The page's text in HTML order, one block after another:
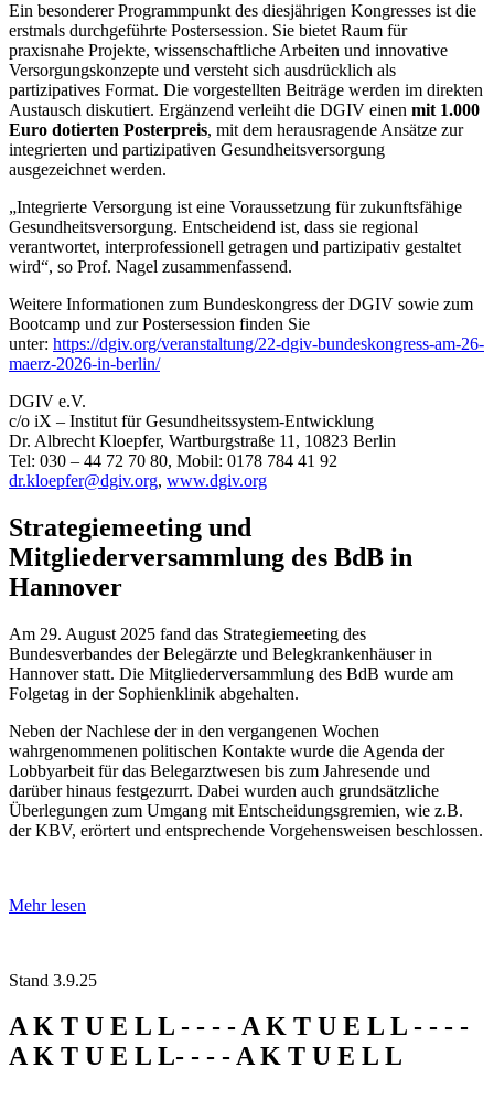
Ein besonderer Programmpunkt des diesjährigen Kongresses ist die
erstmals durchgeführte Postersession. Sie bietet Raum für
praxisnahe Projekte, wissenschaftliche Arbeiten und innovative
Versorgungskonzepte und versteht sich ausdrücklich als
partizipatives Format. Die vorgestellten Beiträge werden im direkten
Austausch diskutiert. Ergänzend verleiht die DGIV einen mit 1.000
Euro dotierten Posterpreis, mit dem herausragende Ansätze zur
integrierten und partizipativen Gesundheitsversorgung
ausgezeichnet werden.
„Integrierte Versorgung ist eine Voraussetzung für zukunftsfähige
Gesundheitsversorgung. Entscheidend ist, dass sie regional
verantwortet, interprofessionell getragen und partizipativ gestaltet
wird“, so Prof. Nagel zusammenfassend.
Weitere Informationen zum Bundeskongress der DGIV sowie zum
Bootcamp und zur Postersession finden Sie
unter: https://dgiv.org/veranstaltung/22-dgiv-bundeskongress-am-26-
maerz-2026-in-berlin/
DGIV e.V.
c/o iX – Institut für Gesundheitssystem-Entwicklung
Dr. Albrecht Kloepfer, Wartburgstraße 11, 10823 Berlin
Tel: 030 – 44 72 70 80, Mobil: 0178 784 41 92
dr.kloepfer@dgiv.org, www.dgiv.org
Strategiemeeting und
Mitgliederversammlung des BdB in
Hannover
Am 29. August 2025 fand das Strategiemeeting des
Bundesverbandes der Belegärzte und Belegkrankenhäuser in
Hannover statt. Die Mitgliederversammlung des BdB wurde am
Folgetag in der Sophienklinik abgehalten.
Neben der Nachlese der in den vergangenen Wochen
wahrgenommenen politischen Kontakte wurde die Agenda der
Lobbyarbeit für das Belegarztwesen bis zum Jahresende und
darüber hinaus festgezurrt. Dabei wurden auch grundsätzliche
Überlegungen zum Umgang mit Entscheidungsgremien, wie z.B.
der KBV, erörtert und entsprechende Vorgehensweisen beschlossen.
Mehr lesen
Stand 3.9.25
A K T U E L L - - - - A K T U E L L - - - -
A K T U E L L- - - - A K T U E L L